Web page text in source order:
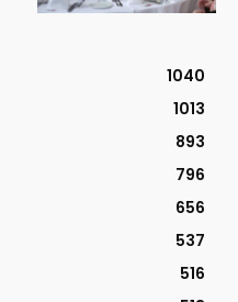
1040
1013
893
796
656
537
516